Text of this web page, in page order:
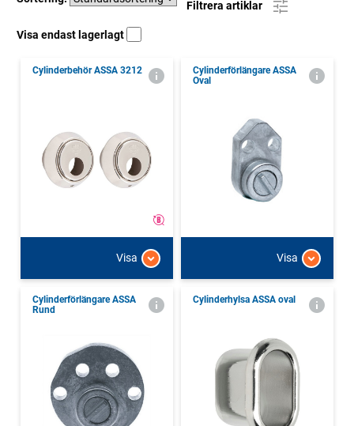
Filtrera artiklar
Visa endast lagerlagt
Cylinderbehör ASSA 3212
Visa
Cylinderförlängare ASSA
Oval
Visa
Cylinderförlängare ASSA
Rund
Cylinderhylsa ASSA oval